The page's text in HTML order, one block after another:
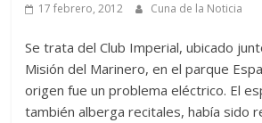
17 febrero, 2012 Cuna de la Noticia
Se trata del Club Imperial, ubicado
Misión del Marinero, en el parque
origen fue un problema eléctrico. El
también alberga recitales, había sido